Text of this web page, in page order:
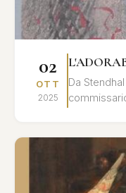
02
OTT
2025
Da